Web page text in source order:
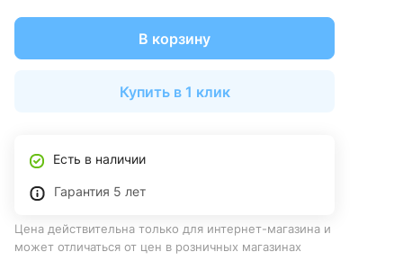
В корзину
Купить в 1 клик
Есть в наличии
Гарантия 5 лет
Цена действительна только для интернет-магазина и
может отличаться от цен в розничных магазинах